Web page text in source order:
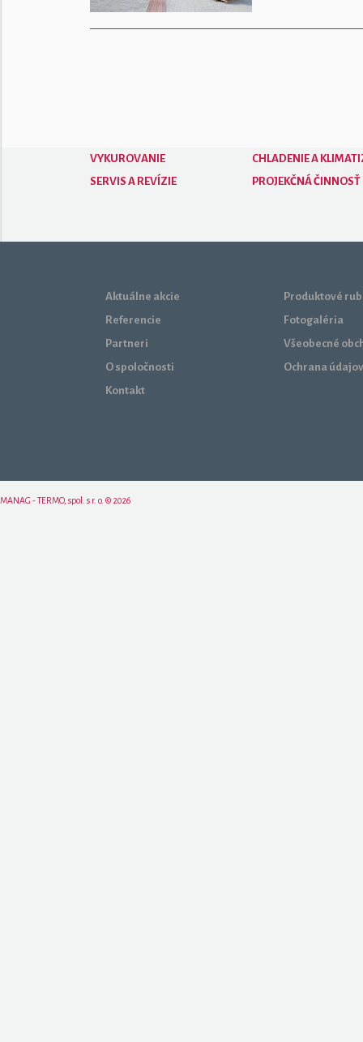
VYKUROVANIE
CHLADENIE A
SERVIS A REVÍZIE
PROJEKČNÁ ČINNOSŤ
Aktuálne akcie
Referencie
Partneri
O spoločnosti
Kontakt
Produktové
Fotogaléria
Všeobecné
Ochrana údajov
MANAG - TERMO, spol. s r. o. © 2026